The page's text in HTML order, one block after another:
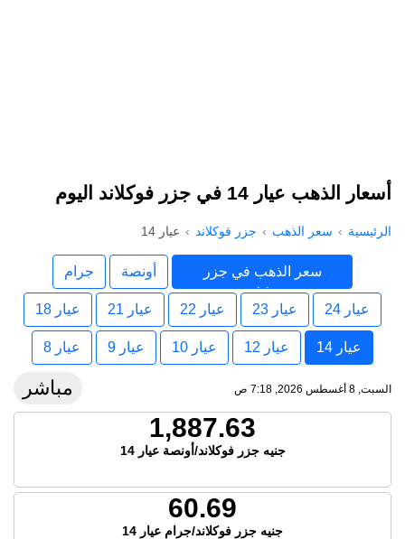
أسعار الذهب عيار 14 في جزر فوكلاند اليوم
الرئيسية سعر الذهب جزر فوكلاند عيار 14
سعر الذهب في جزر
فوكلاند
أونصة جرام
عيار 24 عيار 23 عيار 22 عيار 21 عيار 18
عيار 14 عيار 12 عيار 10 عيار 9 عيار 8
السبت, 8 أغسطس 2026, 7:18 ص مباشر
1,887.63
جنيه جزر فوكلاند/أونصة عيار 14
60.69
جنيه جزر فوكلاند/جرام عيار 14